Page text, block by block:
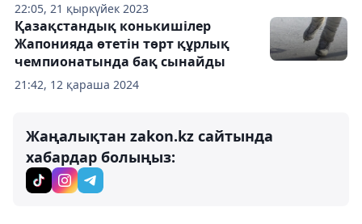
22:05, 21 қыркүйек 2023
21:42, 12 қараша 2024
Қазақстандық конькишілер
Жапонияда өтетін төрт құрлық
чемпионатында бақ сынайды
Жаңалықтан zakon.kz сайтында
хабардар болыңыз: